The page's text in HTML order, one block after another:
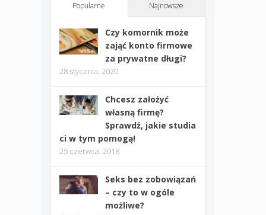
Popularne Najnowsze
Czy komornik może
zająć konto firmowe
za prywatne długi?
28 stycznia, 2020
Chcesz założyć
własną firmę?
Sprawdź, jakie studia
ci w tym pomogą!
25 czerwca, 2018
Seks bez zobowiązań
– czy to w ogóle
możliwe?